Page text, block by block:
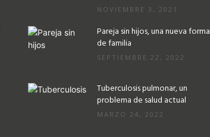
NOVIEMBRE 3, 2021
Pareja sin hijos, una nueva forma
de familia
SEPTIEMBRE 22, 2022
Tuberculosis pulmonar, un
problema de salud actual
MARZO 24, 2022